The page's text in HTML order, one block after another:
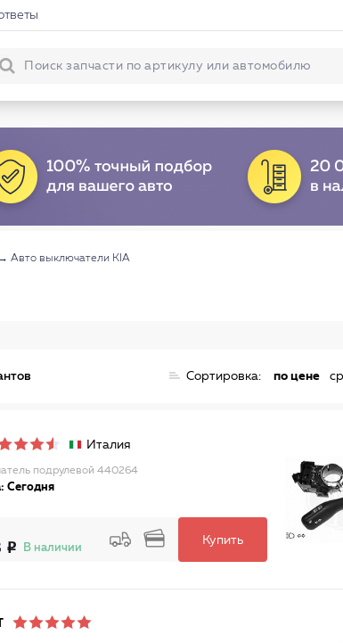
→ Авто выключатели KIA
Сортировка: по цене
Италия
подрулевой 440264
Сегодня
В наличии
Купить